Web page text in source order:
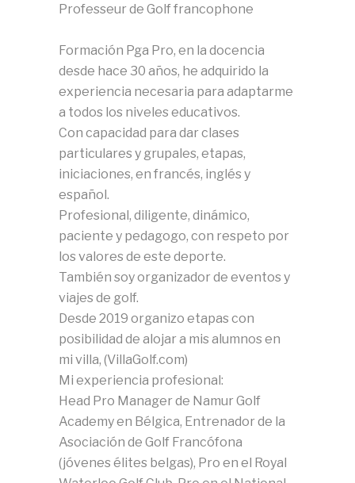
Professeur de Golf francophone
Formación Pga Pro, en la docencia
desde hace 30 años, he adquirido la
experiencia necesaria para adaptarme
a todos los niveles educativos.
Con capacidad para dar clases
particulares y grupales, etapas,
iniciaciones, en francés, inglés y
español.
Profesional, diligente, dinámico,
paciente y pedagogo, con respeto por
los valores de este deporte.
También soy organizador de eventos y
viajes de golf.
Desde 2019 organizo etapas con
posibilidad de alojar a mis alumnos en
mi villa, (VillaGolf.com)
Mi experiencia profesional:
Head Pro Manager de Namur Golf
Academy en Bélgica, Entrenador de la
Asociación de Golf Francófona
(jóvenes élites belgas), Pro en el Royal